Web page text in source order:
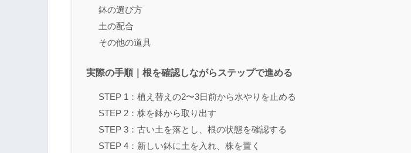
鉢の選び方
土の配合
その他の道具
実際の手順｜根を確認しながらステップで進める
STEP 1：植え替えの2〜3日前から水やりを止める
STEP 2：株を鉢から取り出す
STEP 3：古い土を落とし、根の状態を確認する
STEP 4：新しい鉢に土を入れ、株を置く